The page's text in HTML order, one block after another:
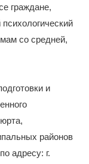
граждане,
со средней,
и
районов
адресу: г.